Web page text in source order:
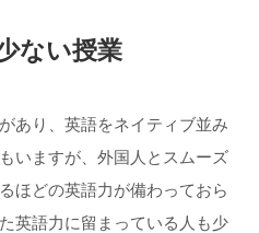
ない授業
あり、英語をネイティブ並み
いますが、外国人とスムーズ
ほどの英語力が備わっておら
英語力に留まっている人も少